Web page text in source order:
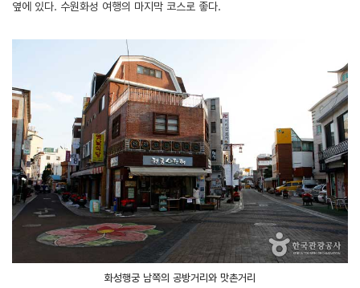
옆에 있다. 수원화성 여행의 마지막 코스로 좋다.
화성행궁 남쪽의 공방거리와 맛촌거리